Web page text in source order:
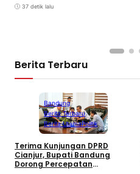
Perbatasan
37 detik lalu
Berita Terbaru
Bandung
Berita Terbaru
Berita UtamaPolitik
Terima Kunjungan DPRD
Cianjur, Bupati Bandung
Dorong Percepatan